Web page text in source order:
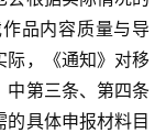
品内容质量与导
际，《通知》对移
中第三条、第四条
具体申报材料目